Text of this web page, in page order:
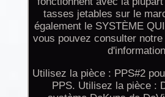
tasses jetables sur le
également le SYSTÈME
vous pouvez consulter
Utilisez la pièce : PPS#2
PPS. Utilisez la pièce :